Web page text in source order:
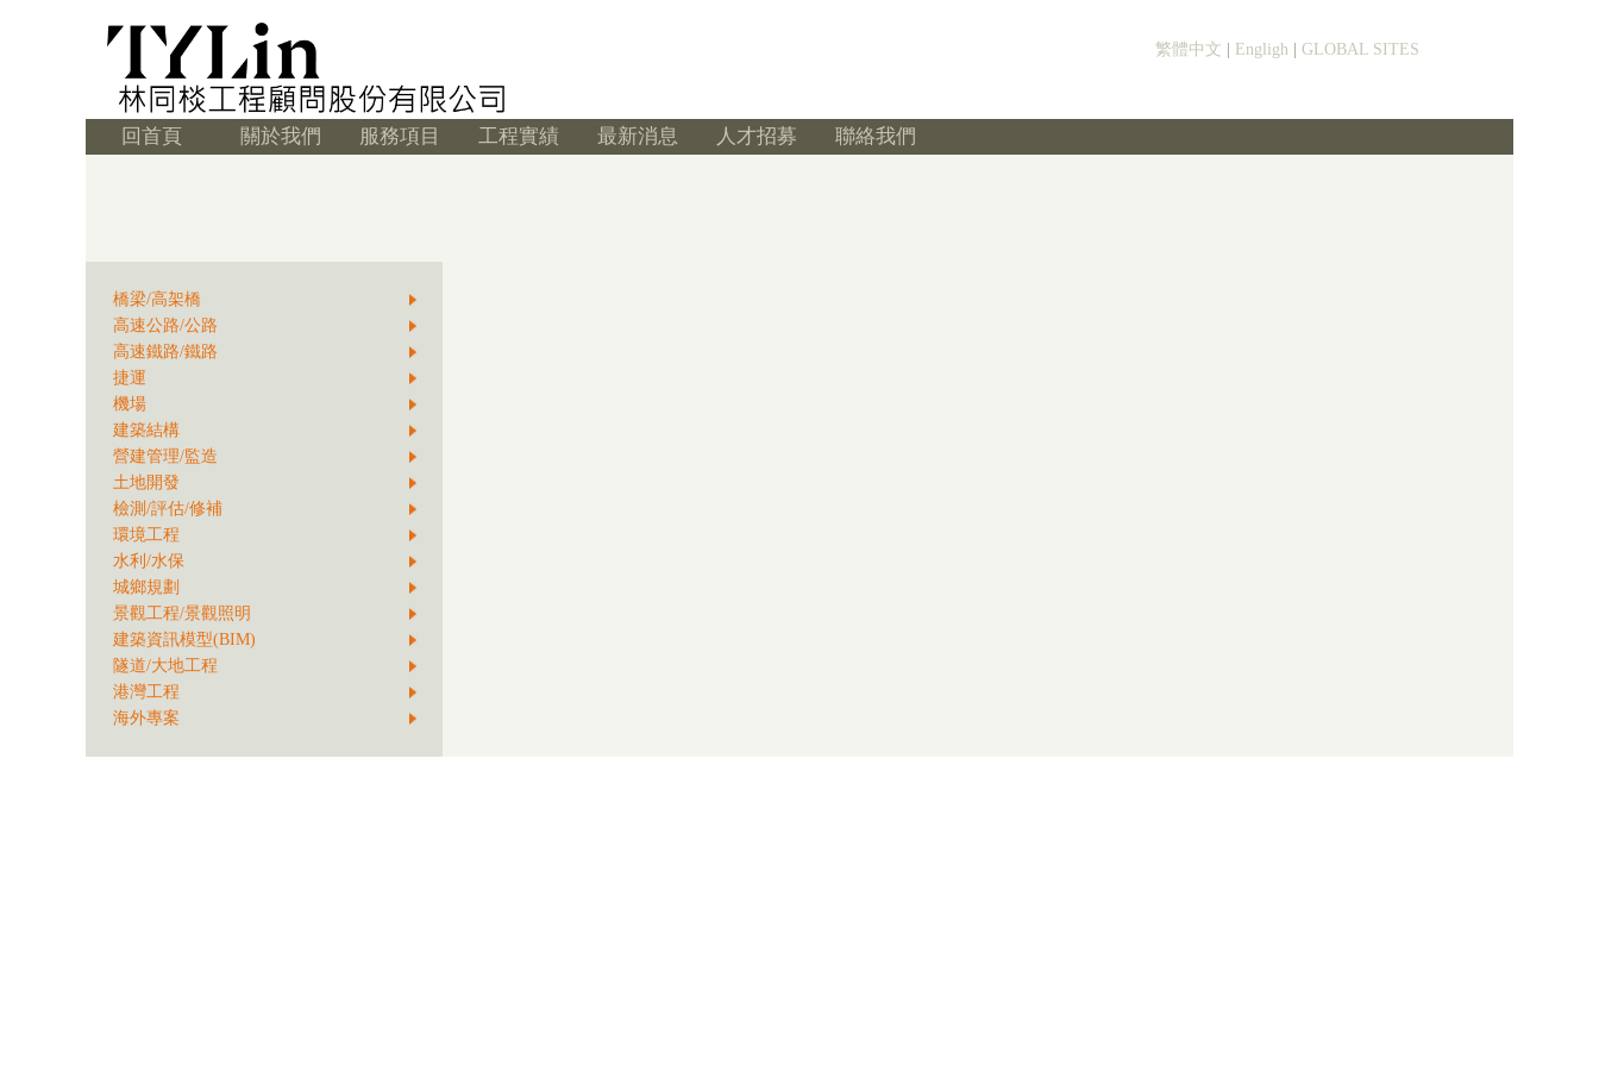
繁體中文 Engligh GLOBAL SITES
回首頁 關於我們 服務項目 工程實績 最新消息 人才招募 聯絡我們
橋梁/高架橋
高速公路/公路
高速鐵路/鐵路
捷運
機場
建築結構
營建管理/監造
土地開發
檢測/評估/修補
環境工程
水利/水保
城鄉規劃
景觀工程/景觀照明
建築資訊模型(BIM)
隧道/大地工程
港灣工程
海外專案